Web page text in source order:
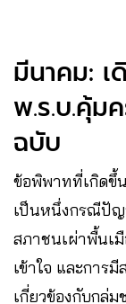
มีนาคม: เ
พ.ร.บ.คุ้ม
ฉบับ
ข้อพิพาทที่เกิดขึ้
เป็นหนึ่งกรณีปัญ
สภาชนเผ่าพื้นเ
เข้าใจ และการ
เกี่ยวข้องกับกลุ่